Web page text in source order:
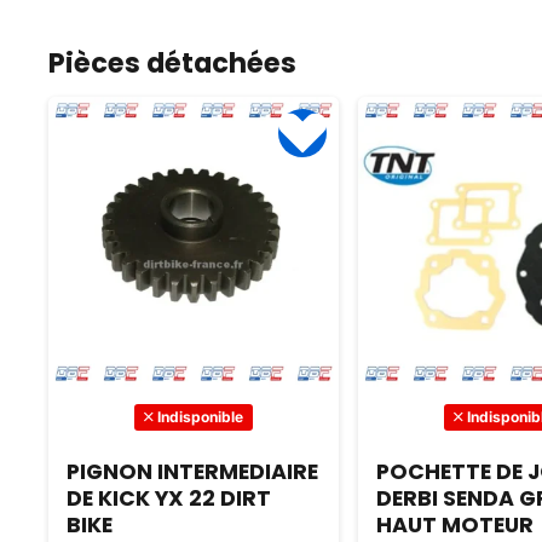
Commandez dès maintenant
Pièces détachées
Indisponible
PIGNON INTERMEDIAIRE
DE KICK YX 22 DIRT
BIKE
POCHETTE DE
DERBI SENDA
HAUT MOTEUR